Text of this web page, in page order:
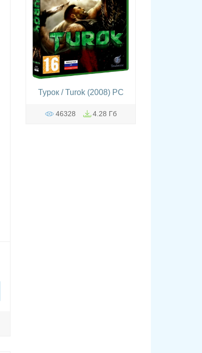
Турок / Turok (2008) PC
46328 4.28 Гб